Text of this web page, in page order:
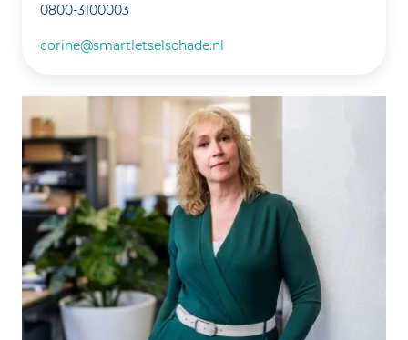
0800-3100003
corine@smartletselschade.nl